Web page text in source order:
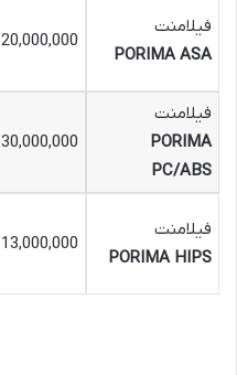
فیلامنت
PORIMA ASA
20,000,000
فیلامنت
PORIMA
PC/ABS
30,000,000
فیلامنت
PORIMA HIPS
13,000,000